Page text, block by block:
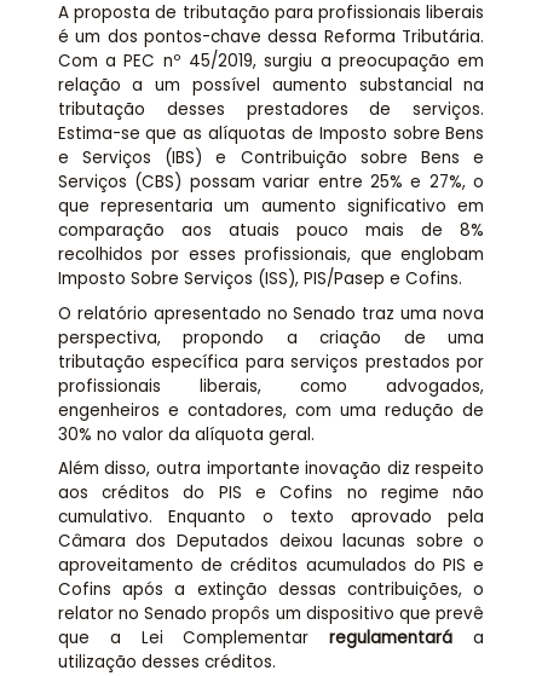
A proposta de tributação para profissionais liberais
é um dos pontos-chave dessa Reforma Tributária.
Com a PEC nº 45/2019, surgiu a preocupação em
relação a um possível aumento substancial na
tributação desses prestadores de serviços.
Estima-se que as alíquotas de Imposto sobre Bens
e Serviços (IBS) e Contribuição sobre Bens e
Serviços (CBS) possam variar entre 25% e 27%, o
que representaria um aumento significativo em
comparação aos atuais pouco mais de 8%
recolhidos por esses profissionais, que englobam
Imposto Sobre Serviços (ISS), PIS/Pasep e Cofins.
O relatório apresentado no Senado traz uma nova
perspectiva, propondo a criação de uma
tributação específica para serviços prestados por
profissionais liberais, como advogados,
engenheiros e contadores, com uma redução de
30% no valor da alíquota geral.
Além disso, outra importante inovação diz respeito
aos créditos do PIS e Cofins no regime não
cumulativo. Enquanto o texto aprovado pela
Câmara dos Deputados deixou lacunas sobre o
aproveitamento de créditos acumulados do PIS e
Cofins após a extinção dessas contribuições, o
relator no Senado propôs um dispositivo que prevê
que a Lei Complementarregulamentará a
utilização desses créditos.